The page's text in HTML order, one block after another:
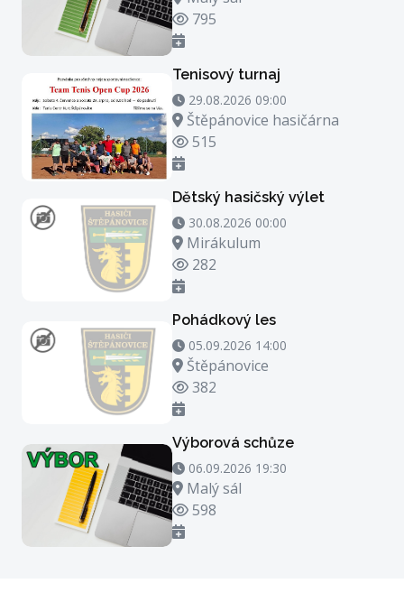
Počet zhlédnutí
795
Tenisový turnaj
29.08.2026 09:00 - 29.08.2026 23:00
29.08.2026 09:00
Místo konání
Štěpánovice hasičárna
Počet zhlédnutí
515
Dětský hasičský výlet
30.08.2026 00:00 - 30.08.2026 21:00
30.08.2026 00:00
Místo konání
Mirákulum
Počet zhlédnutí
282
Pohádkový les
05.09.2026 14:00 - 05.09.2026 15:00
05.09.2026 14:00
Místo konání
Štěpánovice
Počet zhlédnutí
382
Výborová schůze
06.09.2026 19:30 - 06.09.2026 20:30
06.09.2026 19:30
Místo konání
Malý sál
Počet zhlédnutí
598